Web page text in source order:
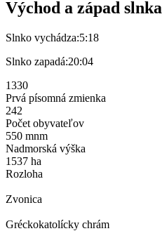
Východ a západ slnka
Slnko vychádza:5:18
Slnko zapadá:20:04
1330
Prvá písomná zmienka
242
Počet obyvateľov
550 mnm
Nadmorská výška
1537 ha
Rozloha
Zvonica
Gréckokatolícky chrám